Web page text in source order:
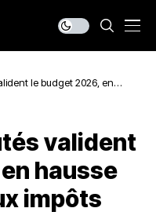
le budget 2026, en
valident
hausse
impôts